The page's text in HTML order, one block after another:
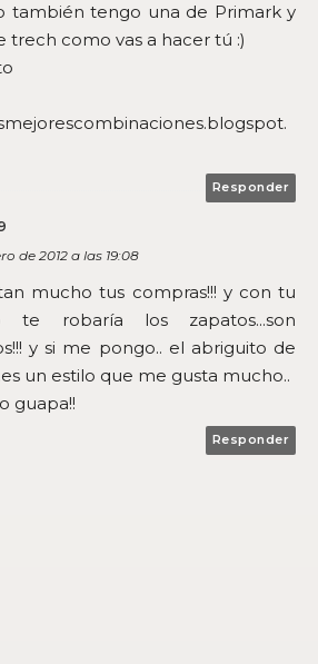
también tengo una de Primark y
trech como vas a hacer tú :)
Responder
de 2012 a las 19:08
mucho tus compras!!! y con tu
te robaría los zapatos...son
y si me pongo.. el abriguito de
un estilo que me gusta mucho..
guapa!!
Responder